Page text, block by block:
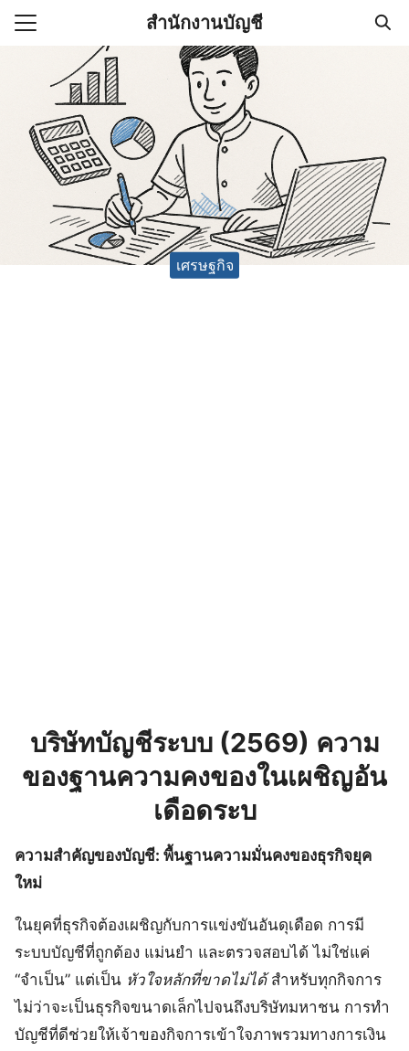
Skip
สำนักงานบัญชี
(ไม่มีชื่อ)
านบัญชี (Accounting
ช่วยสำคัญในการบริหาร
เศรษฐกิจ
บริษัทบัญชีระบบ (2569) ความ
ของฐานความคงของในเผชิญอัน
เดือดระบ
ความสำคัญของบัญชี: พื้นฐานความมั่นคงของธุรกิจยุค
ใหม่
ในยุคที่ธุรกิจต้องเผชิญกับการแข่งขันอันดุเดือด การมี
ระบบบัญชีที่ถูกต้อง แม่นยำ และตรวจสอบได้ ไม่ใช่แค่
“จำเป็น” แต่เป็น หัวใจหลักที่ขาดไม่ได้สำหรับทุกกิจการ
ไม่ว่าจะเป็นธุรกิจขนาดเล็กไปจนถึงบริษัทมหาชน การทำ
บัญชีที่ดีช่วยให้เจ้าของกิจการเข้าใจภาพรวมทางการเงิน